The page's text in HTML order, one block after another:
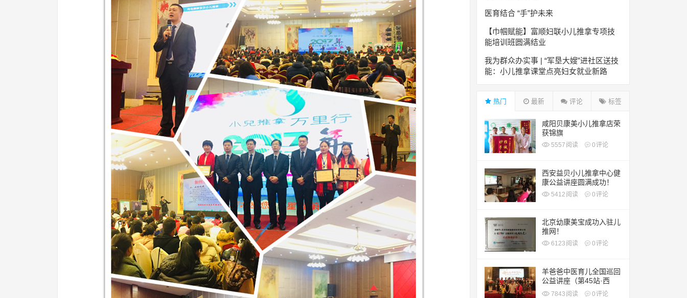
医育结合 “手”护未来
【巾帼赋能】富顺妇联小儿推拿专项技
能培训班圆满结业
我为群众办实事 | “军垦大嫂”进社区送技
能：小儿推拿课堂点亮妇女就业新路
热门 最新 评论 标签
咸阳贝康美小儿推拿店荣
获锦旗
5557 阅读 0评论
西安益贝小儿推拿中心健
康公益讲座圆满成功！
5412 阅读 0评论
北京幼康美宝成功入驻儿
推网！
6123 阅读 0评论
羊爸爸中医育儿全国巡回
公益讲座（第45站·西
安）7843 阅读 0评论